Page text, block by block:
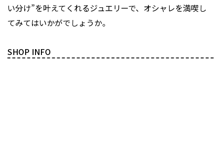
い分け”を叶えてくれるジュエリーで、オシャレを満喫し
てみてはいかがでしょうか。
SHOP INFO